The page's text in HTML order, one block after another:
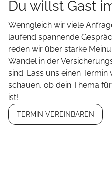
Du willst Gast
Wenngleich wir viele
laufend spannende
reden wir über starke
Wandel in der
sind. Lass uns einen
schauen, ob dein Thema
ist!
TERMIN VEREINBAREN